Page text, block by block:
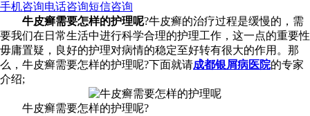
手机咨询电话咨询短信咨询
牛皮癣需要怎样的护理呢?牛皮癣的治疗过程是缓慢的，需
要我们在日常生活中进行科学合理的护理工作，这一点的重要性
毋庸置疑，良好的护理对病情的稳定至好转有很大的作用。那
么，牛皮癣需要怎样的护理呢?下面就请成都银屑病医院的专家
介绍;
牛皮癣需要怎样的护理呢?